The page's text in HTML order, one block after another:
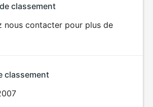
classement
nous contacter pour plus de
classement